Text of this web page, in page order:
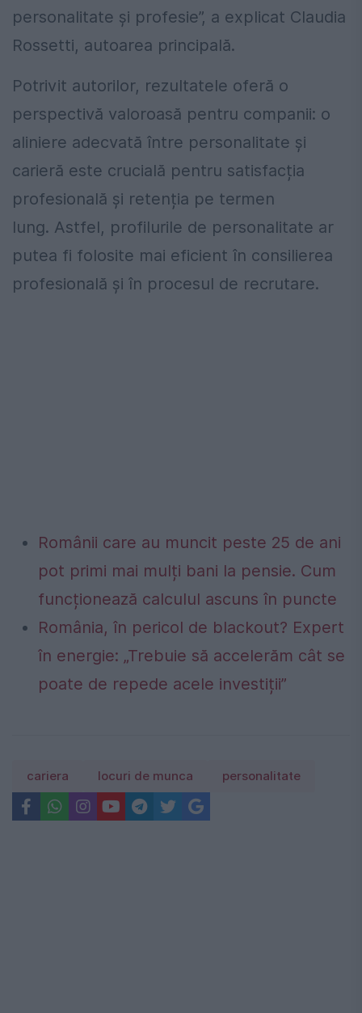
personalitate și profesie”, a explicat Claudia
Rossetti, autoarea principală.
Potrivit autorilor, rezultatele oferă o
perspectivă valoroasă pentru companii: o
aliniere adecvată între personalitate și
carieră este crucială pentru satisfacția
profesională și retenția pe termen
lung. Astfel, profilurile de personalitate ar
putea fi folosite mai eficient în consilierea
profesională și în procesul de recrutare.
Românii care au muncit peste 25 de ani
pot primi mai mulți bani la pensie. Cum
funcționează calculul ascuns în puncte
România, în pericol de blackout? Expert
în energie: „Trebuie să accelerăm cât se
poate de repede acele investiții”
cariera locuri de munca personalitate